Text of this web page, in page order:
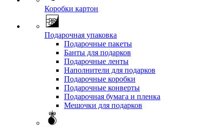
Коробки картон
Подарочная упаковка
Подарочные пакеты
Банты для подарков
Подарочные ленты
Наполнители для подарков
Подарочные коробки
Подарочные конверты
Подарочная бумага и пленка
Мешочки для подарков